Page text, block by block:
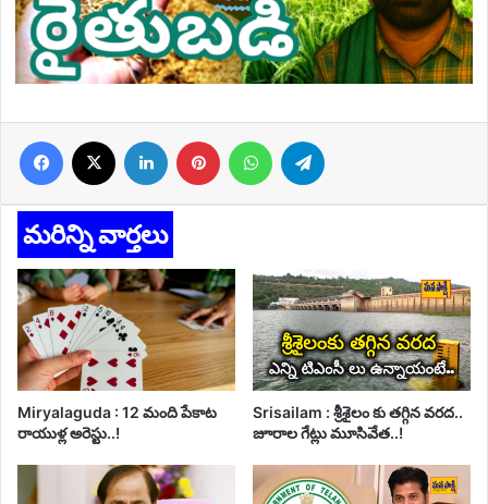
Facebook LinkedIn Pinterest WhatsApp
మరిన్ని వార్తలు
Miryalaguda : 12 మంది పేకాట
రాయుళ్ల అరెస్టు..!
Srisailam : శ్రీశైలం కు తగ్గిన వరద..
జూరాల గేట్లు మూసివేత..!